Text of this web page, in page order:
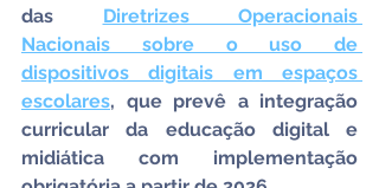
das Diretrizes Operacionais
Nacionais sobre o uso de
dispositivos digitais em espaços
escolares, que prevê a integração
curricular da educação digital e
midiática com implementação